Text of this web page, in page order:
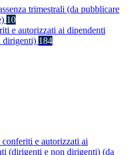
trimestrali (da pubblicare
10
e autorizzati ai dipendenti
dirigenti) 184
e autorizzati ai
(dirigenti e non dirigenti) (da